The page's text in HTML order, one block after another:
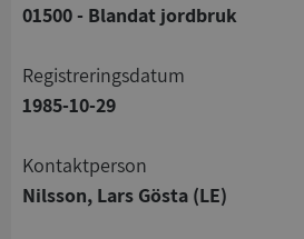
01500 - Blandat jordbruk
registreringsdatum
1985-10-29
Kontaktperson
Nilsson, Lars Gösta (LE)